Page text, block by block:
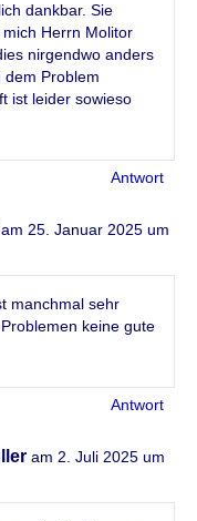
dankbar. Sie
Herrn Molitor
nirgendwo anders
Problem
ist leider sowieso
Antwort
am 25. Januar 2025 um
manchmal sehr
keine gute
Antwort
am 2. Juli 2025 um